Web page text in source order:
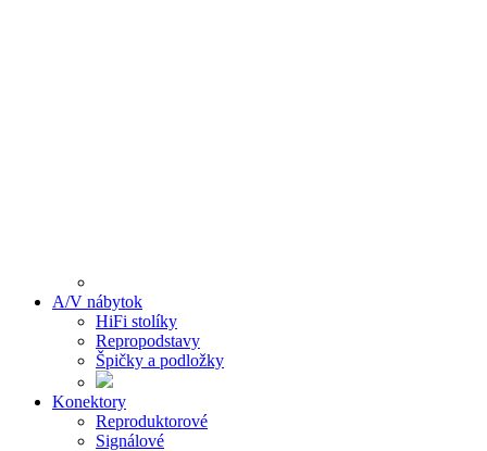
A/V nábytok
HiFi stolíky
Repropodstavy
Špičky a podložky
Konektory
Reproduktorové
Signálové